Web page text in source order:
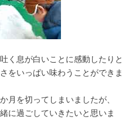
く息が白いことに感動したりと
をいっぱい味わうことができま
月を切ってしまいましたが、
に過ごしていきたいと思いま